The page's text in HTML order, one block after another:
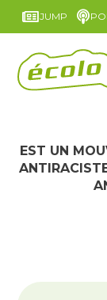
JUMP
EST UN